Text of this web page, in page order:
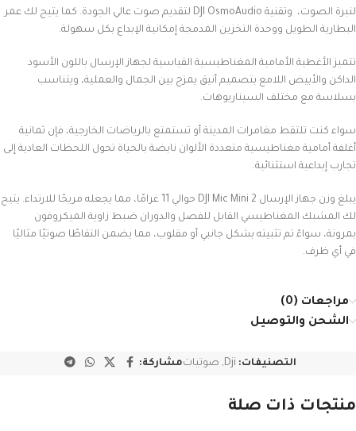
لنبرة الصوت، وتقنية DJI OsmoAudio لتقديم صوت عالي الجودة. كما يتيح لك عمر
البطارية الطويل ووحدة التخزين المدمجة إمكانية الإبداع بكل سهولة.
تتميز الأغطية الأمامية المغناطيسية القياسية لجهاز الإرسال باللون الأسود
الداكن والأبيض اللامع بتصميم أنيق يمزج بين الجمال والعملية، ويتناسب
بسلاسة مع مختلف السيناريوهات.
سواء كنت تلتقط مغامرات المدينة أو تستمتع بالرياضات الخارجية، فإن ثمانية
أغلفة أمامية مغناطيسية متعددة الألوان نابضة بالحياة تحول اللحظات العادية إلى
تجارب إبداعية استثنائية.
يبلغ وزن جهاز الإرسال DJI Mic Mini 2 حوالي 11 غرامًا، مما يجعله مريحًا للارتداء. يتيح
لك المشبك المغناطيسي القابل للفصل والدوران ضبط زاوية الميكروفون
بمرونة، سواءً تم تثبيته بشكل جانبي أو مقلوب، مما يضمن التقاطًا صوتيًا مثاليًا
في أي ظرف.
مراجعات (0)
الشحن والتوصيل
التصنيفات: Dji
, صوتياتمشاركة:
منتجات ذات صلة